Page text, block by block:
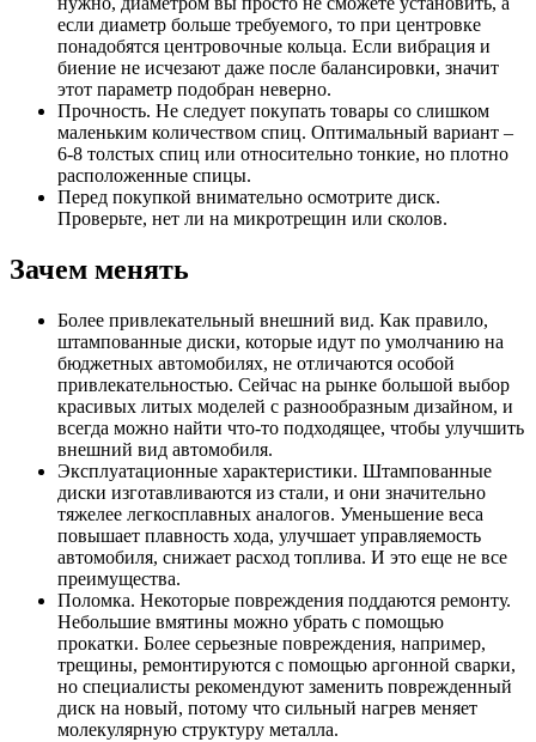
если диаметр больше требуемого, то при центровке
понадобятся центровочные кольца. Если вибрация и
биение не исчезают даже после балансировки, значит
этот параметр подобран неверно.
Прочность. Не следует покупать товары со слишком
маленьким количеством спиц. Оптимальный вариант –
6-8 толстых спиц или относительно тонкие, но плотно
расположенные спицы.
Перед покупкой внимательно осмотрите диск.
Проверьте, нет ли на микротрещин или сколов.
Зачем менять
Более привлекательный внешний вид. Как правило,
штампованные диски, которые идут по умолчанию на
бюджетных автомобилях, не отличаются особой
привлекательностью. Сейчас на рынке большой выбор
красивых литых моделей с разнообразным дизайном, и
всегда можно найти что-то подходящее, чтобы улучшить
внешний вид автомобиля.
Эксплуатационные характеристики. Штампованные
диски изготавливаются из стали, и они значительно
тяжелее легкосплавных аналогов. Уменьшение веса
повышает плавность хода, улучшает управляемость
автомобиля, снижает расход топлива. И это еще не все
преимущества.
Поломка. Некоторые повреждения поддаются ремонту.
Небольшие вмятины можно убрать с помощью
прокатки. Более серьезные повреждения, например,
трещины, ремонтируются с помощью аргонной сварки,
но специалисты рекомендуют заменить поврежденный
диск на новый, потому что сильный нагрев меняет
молекулярную структуру металла.